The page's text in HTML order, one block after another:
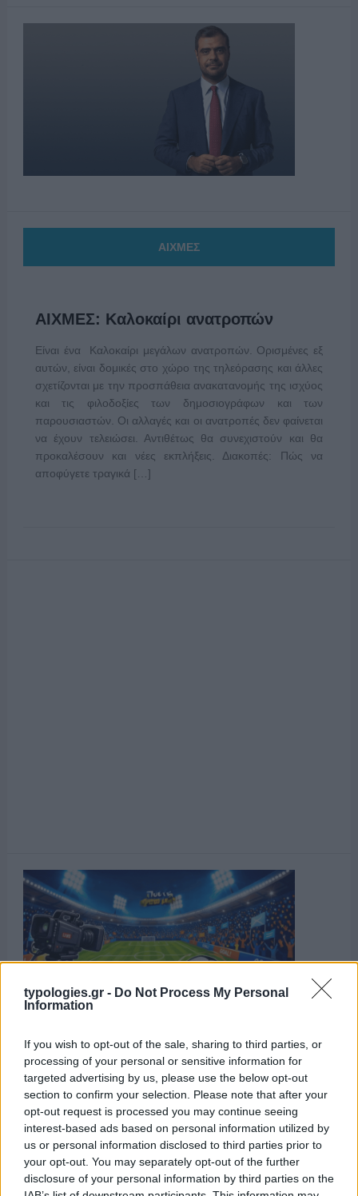
typologies.gr - Do Not Process My Personal
Information
If you wish to opt-out of the sale, sharing to third parties, or
processing of your personal or sensitive information for
targeted advertising by us, please use the below opt-out
section to confirm your selection. Please note that after your
opt-out request is processed you may continue seeing
interest-based ads based on personal information utilized by
us or personal information disclosed to third parties prior to
your opt-out. You may separately opt-out of the further
disclosure of your personal information by third parties on the
ΑΙΧΜΕΣ
ΑΙΧΜΕΣ: Καλοκαίρι ανατροπών
Είναι ένα Καλοκαίρι μεγάλων ανατροπών. Ορισμένες εξ
αυτών, είναι δομικές στο χώρο της τηλεόρασης και άλλες
σχετίζονται με την προσπάθεια ανακατανομής της ισχύος
και τις φιλοδοξίες των δημοσιογράφων και των
παρουσιαστών. Οι αλλαγές και οι ανατροπές δεν φαίνεται
να έχουν τελειώσει. Αντιθέτως θα συνεχιστούν και θα
προκαλέσουν και νέες εκπλήξεις. Διακοπές: Πώς να
αποφύγετε τραγικά […]